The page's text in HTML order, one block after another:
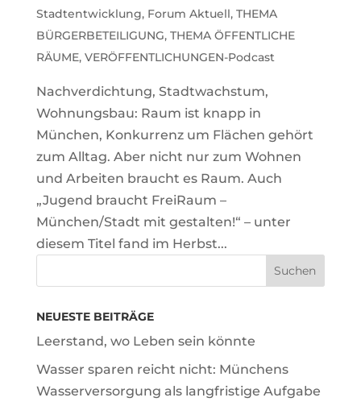
Stadtentwicklung, Forum Aktuell, THEMA
BÜRGERBETEILIGUNG, THEMA ÖFFENTLICHE
RÄUME, VERÖFFENTLICHUNGEN-Podcast
Nachverdichtung, Stadtwachstum,
Wohnungsbau: Raum ist knapp in
München, Konkurrenz um Flächen gehört
zum Alltag. Aber nicht nur zum Wohnen
und Arbeiten braucht es Raum. Auch
„Jugend braucht FreiRaum –
München/Stadt mit gestalten!“ – unter
diesem Titel fand im Herbst...
NEUESTE BEITRÄGE
Leerstand, wo Leben sein könnte
Wasser sparen reicht nicht: Münchens
Wasserversorgung als langfristige Aufgabe